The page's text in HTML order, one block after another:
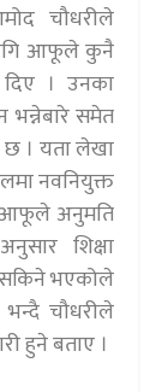
चौधरीले
आफूले कुनै
। उनका
समेत
। यता लेखा
नवनियुक्त
आफूले अनुमति
शिक्षा
भएकोले
चौधरीले
हुने बताए ।